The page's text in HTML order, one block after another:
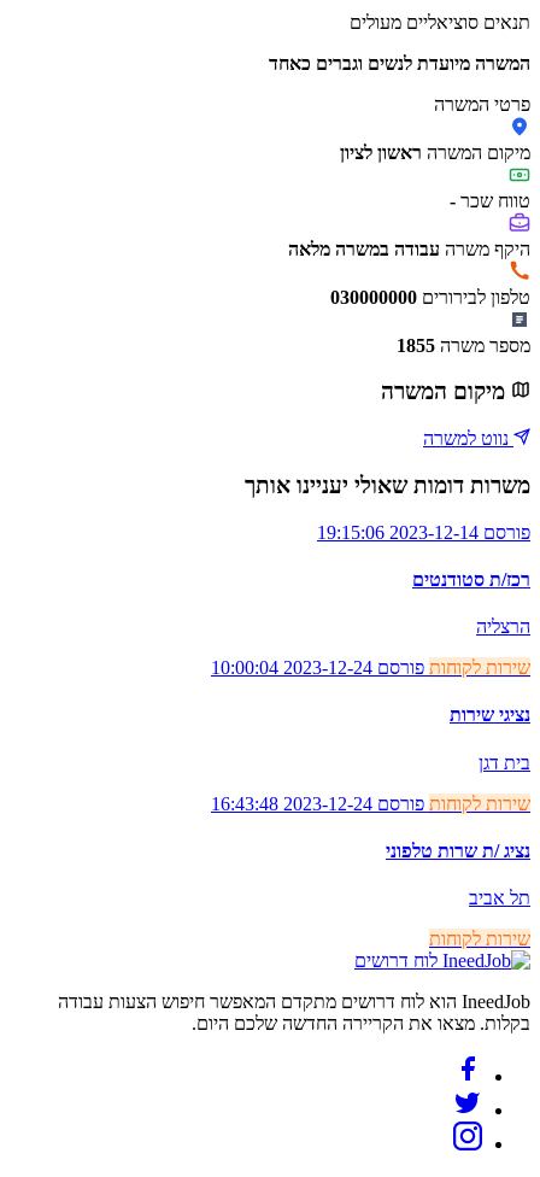
תנאים סוציאליים מעולים
המשרה מיועדת לנשים וגברים כאחד
פרטי המשרה
מיקום המשרה ראשון לציון
טווח שכר -
היקף משרה עבודה במשרה מלאה
טלפון לבירורים 030000000
מספר משרה 1855
מיקום המשרה
נווט למשרה
משרות דומות שאולי יעניינו אותך
פורסם 2023-12-14 19:15:06
רכז/ת סטודנטים
הרצליה
שירות לקוחות פורסם 2023-12-24 10:00:04
נציגי שירות
בית דגן
שירות לקוחות פורסם 2023-12-24 16:43:48
נציג /ת שרות טלפוני
תל אביב
שירות לקוחות
לוח דרושים
IneedJob הוא לוח דרושים מתקדם המאפשר חיפוש הצעות עבודה
בקלות. מצאו את הקריירה החדשה שלכם היום.